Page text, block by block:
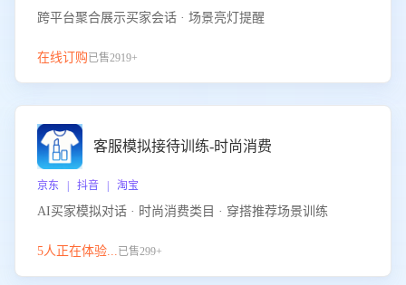
跨平台聚合展示买家会话 · 场景亮灯提醒
在线订购已售2919+
客服模拟接待训练-时尚消费
京东 | 抖音 | 淘宝
AI买家模拟对话 · 时尚消费类目 · 穿搭推荐场景训练
5人正在体验...已售299+